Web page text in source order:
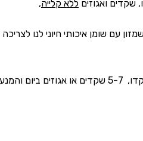
שקדים ואגוזים ללא קלייה,
כפית שמן זית על הסלט, רבע אבוקדו, 5-7